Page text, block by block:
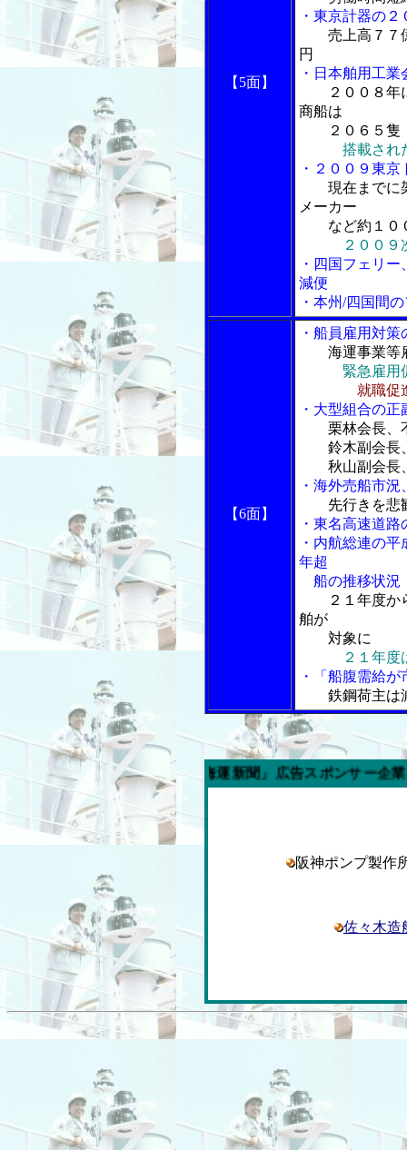
【5面】
・東京計器の
売上高７７
円
・日本舶用工
２００８
商船は
２０６５隻
搭載され
・２００９東
現在までに
メーカー
など約１０
２００９
・四国フェリ
減便
・本州/四国間
【6面】
・船員雇用対
海運事業等
緊急雇用
就職促
・大型組合の
栗林会長、
鈴木副会長、
秋山副会長、
・海外売船市
先行きを悲
・東名高速道
・内航総連の
年超
船の推移状況
２１年度
舶が
対象に
２１年度
・「船腹需給
鉄鋼荷主は
の「内航海運新聞」広告スポンサー企業
阪神ポンプ製
佐々木造